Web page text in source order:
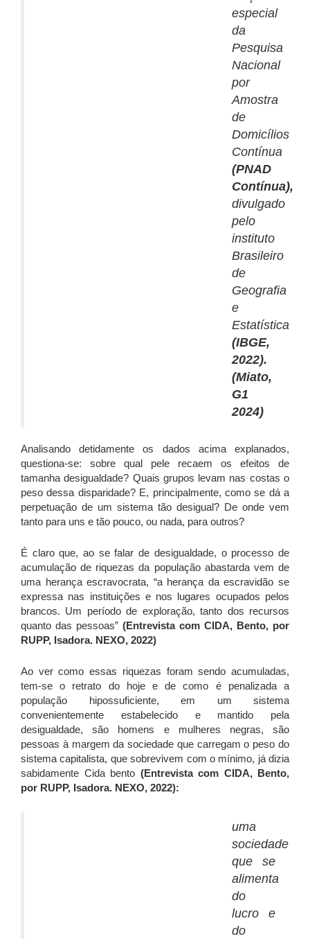
especial
da
Pesquisa
Nacional
por
Amostra
de
Domicílios
Contínua
(PNAD
Contínua),
divulgado
pelo
instituto
Brasileiro
de
Geografia
e
Estatística
(IBGE,
2022).
(Miato,
G1
2024)
Analisando detidamente os dados acima explanados,
questiona-se: sobre qual pele recaem os efeitos de
tamanha desigualdade? Quais grupos levam nas costas o
peso dessa disparidade? E, principalmente, como se dá a
perpetuação de um sistema tão desigual? De onde vem
tanto para uns e tão pouco, ou nada, para outros?
É claro que, ao se falar de desigualdade, o processo de
acumulação de riquezas da população abastarda vem de
uma herança escravocrata, “a herança da escravidão se
expressa nas instituições e nos lugares ocupados pelos
brancos. Um período de exploração, tanto dos recursos
quanto das pessoas” (Entrevista com CIDA, Bento, por
RUPP, Isadora. NEXO, 2022)
Ao ver como essas riquezas foram sendo acumuladas,
tem-se o retrato do hoje e de como é penalizada a
população hipossuficiente, em um sistema
convenientemente estabelecido e mantido pela
desigualdade, são homens e mulheres negras, são
pessoas à margem da sociedade que carregam o peso do
sistema capitalista, que sobrevivem com o mínimo, já dizia
sabidamente Cida bento (Entrevista com CIDA, Bento,
por RUPP, Isadora. NEXO, 2022):
uma
sociedade
que se
alimenta
do
lucro e
do